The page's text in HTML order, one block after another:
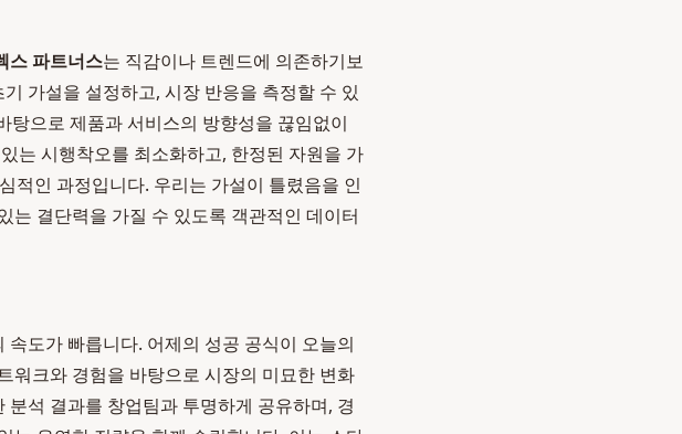
스 파트너스는 직감이나 트렌드에 의존하기보
가설을 설정하고, 시장 반응을 측정할 수 있
으로 제품과 서비스의 방향성을 끊임없이
는 시행착오를 최소화하고, 한정된 자원을 가
적인 과정입니다. 우리는 가설이 틀렸음을 인
결단력을 가질 수 있도록 객관적인 데이터
도가 빠릅니다. 어제의 성공 공식이 오늘의
워크와 경험을 바탕으로 시장의 미묘한 변화
석 결과를 창업팀과 투명하게 공유하며, 경